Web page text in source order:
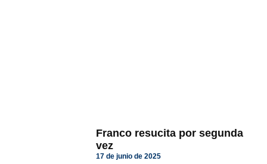
Franco resucita por segunda
vez
17 de junio de 2025